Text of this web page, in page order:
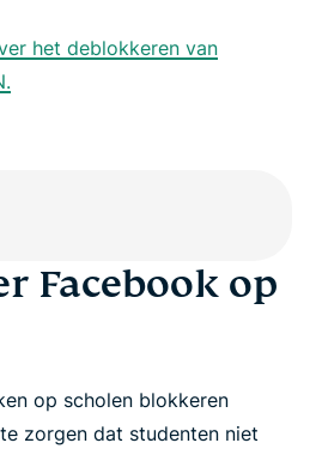
het deblokkeren van
Facebook op
op scholen blokkeren
zorgen dat studenten niet